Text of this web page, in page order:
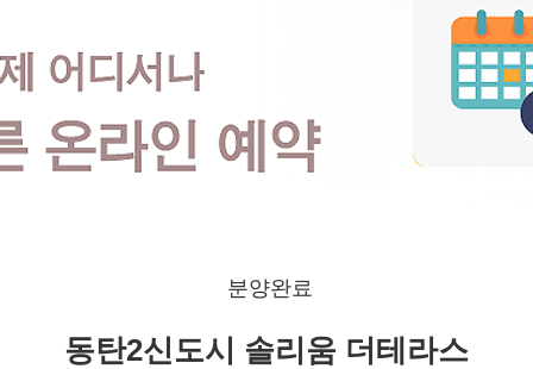
분양완료
동탄2신도시 솔리움 더테라스